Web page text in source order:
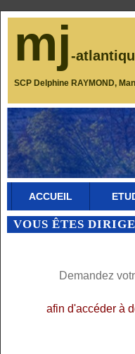
mj-
SCP Delphine RAYMOND,
ACCUEIL
VOUS ÊTES
Demandez
afin d'accéder à